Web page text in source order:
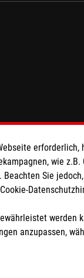
erforderlich,
wie
Sie
werden
anzupassen,
und Analyse